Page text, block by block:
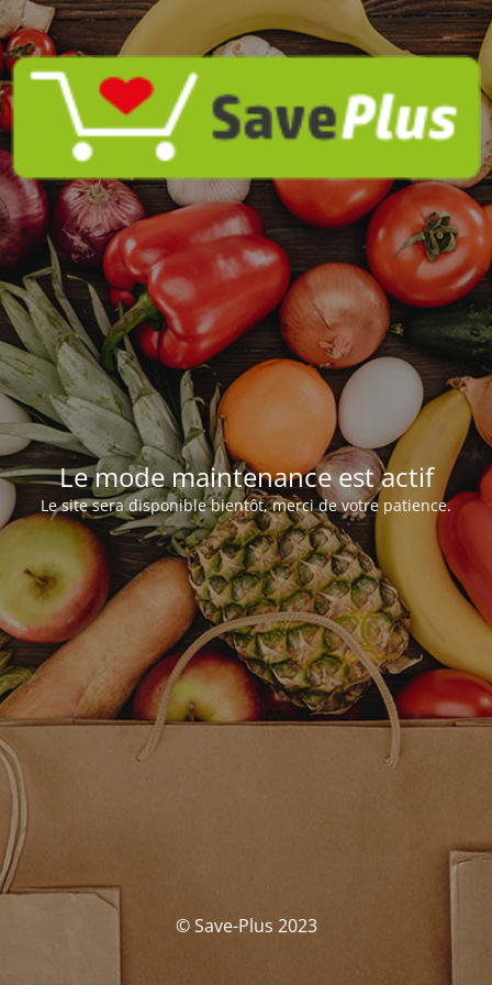
Le mode maintenance est actif
Le site sera disponible bientôt, merci de votre patience.
© Save-Plus 2023